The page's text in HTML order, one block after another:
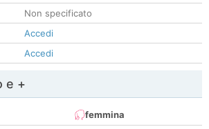
Non specificato
Accedi
Accedi
e +
femmina